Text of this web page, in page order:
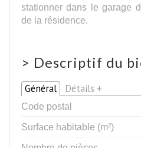
stationner dans le garage
de la résidence.
> Descriptif du
Général Détails +
Code postal
Surface habitable (m²)